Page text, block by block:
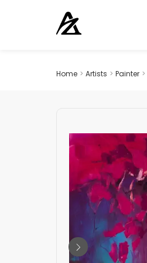
Home > Artists > Painter >